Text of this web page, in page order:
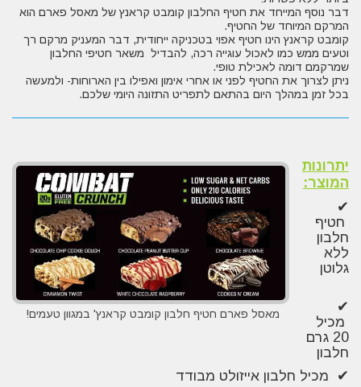
דבר נוסף המייחד את חטיף החלבון קומבט קראנץ של מאסל פארם הוא
המרקם המיוחד של החטיף.
קומבט קראנץ הינו חטיף אפוי בטכניקה ייחודית, דבר המעניק מרקם רך
וטעים ממש כמו לאכול עוגייה רכה, להבדיל משאר חטיפי החלבון
שמרקמם דומה לאכילת טופי.
ניתן לצרוך את החטיף לפני או אחרי אימון ואפילו בין הארוחות- ולמעשה
בכל זמן במהלך היום בהתאם לתפריט התזונה היומי שלכם.
מאסל פארם חטיף חלבון קומבט קראנץ' במגוון טעמים!
יתרונות
המוצר:
✔
חטיף
חלבון
ללא
גלוטן
✔
מכיל
20 גרם
חלבון
✔ מכיל חלבון אייזולט מבודד